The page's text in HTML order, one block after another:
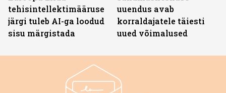
tehisintellektimääruse
järgi tuleb AI-ga loodud
sisu märgistada
uuendus avab
korraldajatele täiesti
uued võimalused